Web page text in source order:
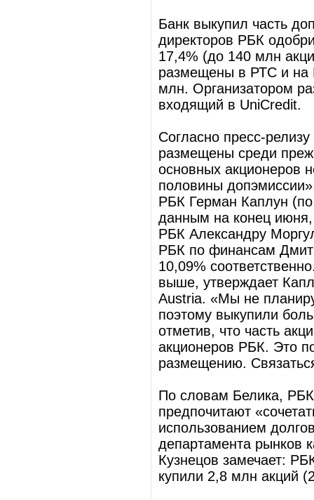
Банк выкупил часть
директоров РБК
17,4% (до 140 млн
размещены в РТС и на
млн. Организатором
входящий в UniCredit.
Согласно пресс-
размещены среди
основных акционеров
половины
РБК Герман Каплун
данным на конец
РБК Александру
РБК по финансам
10,09%
выше, утверждает
Austria. «Мы не
поэтому выкупили
отметив, что часть
акционеров РБК. Это
размещению.
По словам Белика, РБК
предпочитают
использованием
департамента рынков
Кузнецов замечает:
купили 2,8 млн акций